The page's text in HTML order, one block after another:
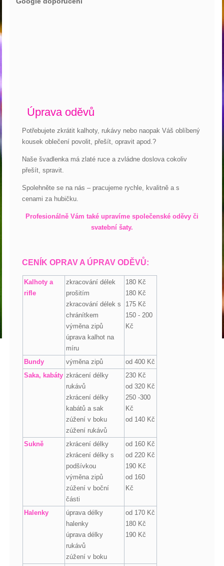
Úprava oděvů
Potřebujete zkrátit kalhoty, rukávy nebo naopak Váš oblíbený
kousek oblečení povolit, přešít, opravit apod.?
Naše švadlenka má zlaté ruce a zvládne doslova cokoliv
přešít, spravit.
Spolehněte se na nás – pracujeme rychle, kvalitně a s
cenami za hubičku.
Profesionálně Vám také upravíme společenské oděvy či
svatební šaty.
CENÍK OPRAV A ÚPRAV ODĚVŮ:
Kalhoty a
rifle
zkracování délek
prošitím
zkracování délek s
chránítkem
výměna zipů
úprava kalhot na
míru
180 Kč
180 Kč
175 Kč
150 - 200
Kč
Bundy výměna zipů
od 400 Kč
Saka, kabáty zkrácení délky
rukávů
zkrácení délky
kabátů a sak
zúžení v boku
zúžení rukávů
230 Kč
od 320 Kč
250 -300
Kč
od 140 Kč
Sukně
zkrácení délky
zkrácení délky s
podšívkou
výměna zipů
zúžení v boční
části
od 160 Kč
od 220 Kč
190 Kč
od 160
Kč
Halenky
úprava délky
halenky
úprava délky
rukávů
zúžení v boku
od 170 Kč
180 Kč
190 Kč